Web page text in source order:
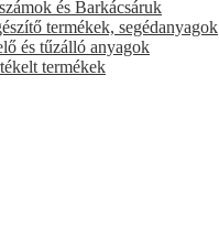
és Barkácsáruk
termékek, segédanyagok
és tűzálló anyagok
termékek